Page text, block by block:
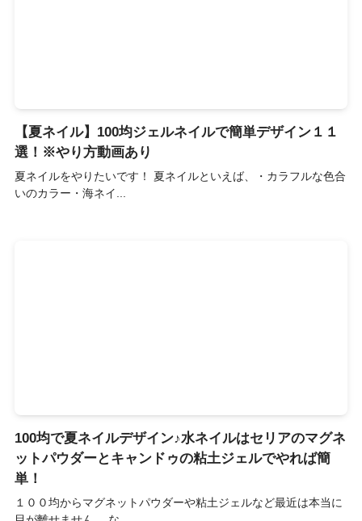
【夏ネイル】100均ジェルネイルで簡単デザイン１１
選！※やり方動画あり
夏ネイルをやりたいです！ 夏ネイルといえば、・カラフルな色合
いのカラー・海ネイ...
100均で夏ネイルデザイン♪水ネイルはセリアのマグネ
ットパウダーとキャンドゥの粘土ジェルでやれば簡
単！
１００均からマグネットパウダーや粘土ジェルなど最近は本当に